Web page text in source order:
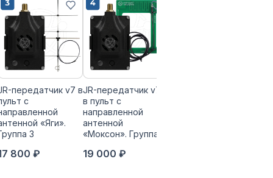
передатчик v7 в
с
«Яги».
3
800 ₽
JR-передатчик v7
в пульт с
направленной
антенной
«Моксон». Группа 4
19 000 ₽